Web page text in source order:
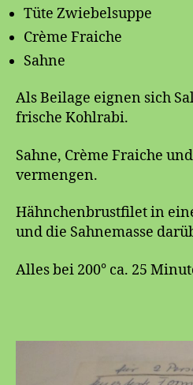
Tüte Zwiebelsuppe
Crème Fraiche
Sahne
Als Beilage eignen sich
frische Kohlrabi.
Sahne, Crème Fraiche
vermengen.
Hähnchenbrustfilet in
und die Sahnemasse
Alles bei 200° ca. 25